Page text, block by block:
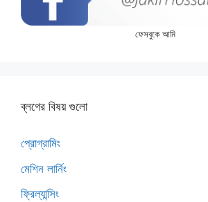
ফেসবুকে আমি
ব্লগের বিষয় গুলো
প্রোগ্রামিং
মেশিন লার্নিং
ফ্রিল্যান্সিং